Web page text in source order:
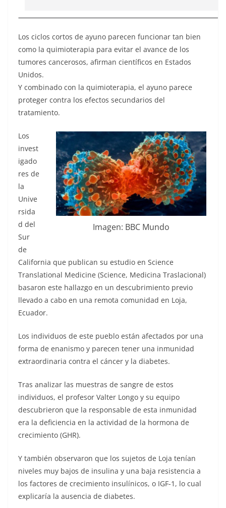
Los ciclos cortos de ayuno parecen funcionar tan bien
como la quimioterapia para evitar el avance de los
tumores cancerosos, afirman científicos en Estados
Unidos.
Y combinado con la quimioterapia, el ayuno parece
proteger contra los efectos secundarios del
tratamiento.
Imagen: BBC Mundo
Los
invest
igado
res de
la
Unive
rsida
d del
Sur
de
California que publican su estudio en Science
Translational Medicine (Science, Medicina Traslacional)
basaron este hallazgo en un descubrimiento previo
llevado a cabo en una remota comunidad en Loja,
Ecuador.
Los individuos de este pueblo están afectados por una
forma de enanismo y parecen tener una inmunidad
extraordinaria contra el cáncer y la diabetes.
Tras analizar las muestras de sangre de estos
individuos, el profesor Valter Longo y su equipo
descubrieron que la responsable de esta inmunidad
era la deficiencia en la actividad de la hormona de
crecimiento (GHR).
Y también observaron que los sujetos de Loja tenían
niveles muy bajos de insulina y una baja resistencia a
los factores de crecimiento insulínicos, o IGF-1, lo cual
explicaría la ausencia de diabetes.